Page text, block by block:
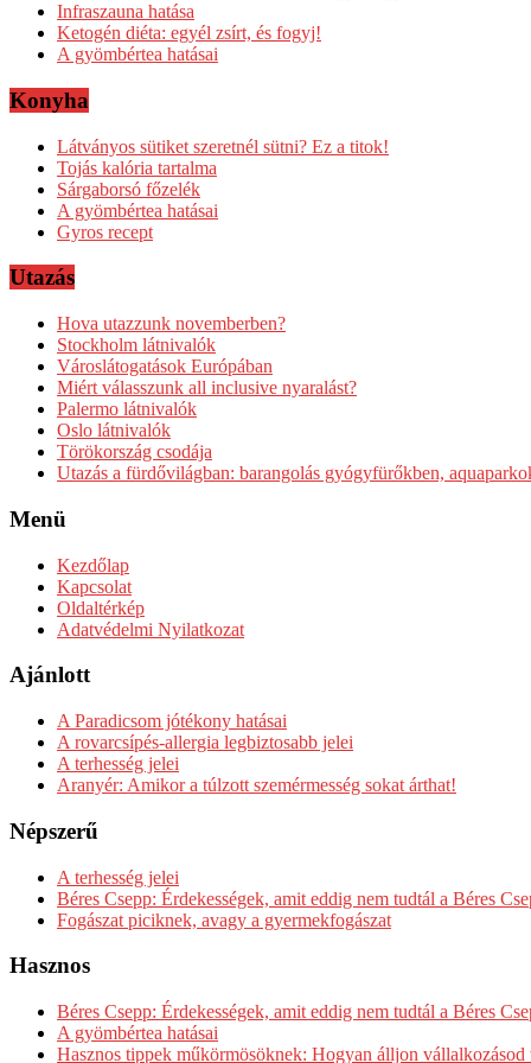
Infraszauna hatása
Ketogén diéta: egyél zsírt, és fogyj!
A gyömbértea hatásai
Konyha
Látványos sütiket szeretnél sütni? Ez a titok!
Tojás kalória tartalma
Sárgaborsó főzelék
A gyömbértea hatásai
Gyros recept
Utazás
Hova utazzunk novemberben?
Stockholm látnivalók
Városlátogatások Európában
Miért válasszunk all inclusive nyaralást?
Palermo látnivalók
Oslo látnivalók
Törökország csodája
Utazás a fürdővilágban: barangolás gyógyfürőkben,
Menü
Kezdőlap
Kapcsolat
Oldaltérkép
Adatvédelmi Nyilatkozat
Ajánlott
A Paradicsom jótékony hatásai
A rovarcsípés-allergia legbiztosabb jelei
A terhesség jelei
Aranyér: Amikor a túlzott szemérmesség sokat árthat!
Népszerű
A terhesség jelei
Béres Csepp: Érdekességek, amit eddig nem tudtál a Béres
Fogászat piciknek, avagy a gyermekfogászat
Hasznos
Béres Csepp: Érdekességek, amit eddig nem tudtál a Béres
A gyömbértea hatásai
Hasznos tippek műkörmösöknek: Hogyan álljon vállalkozásod